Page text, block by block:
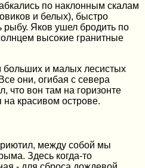
по наклонным скалам
и белых), быстро
рыбу. Яков ушел бродить по
высокие гранитные
больших и малых лесистых
они, огибая с севера
что вон там на горизонте
красивом острове.
между собой мы
Здесь когда-то